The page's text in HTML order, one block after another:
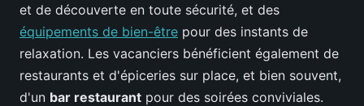
et de découverte en toute sécurité, et des
équipements de bien-être pour des instants de
relaxation. Les vacanciers bénéficient également de
restaurants et d'épiceries sur place, et bien souvent,
d'un bar restaurant pour des soirées conviviales.